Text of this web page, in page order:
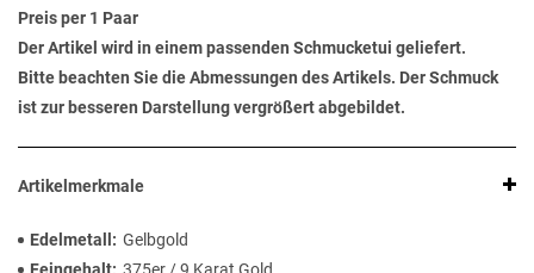
Preis per 1 Paar
Der Artikel wird in einem passenden Schmucketui geliefert.
Bitte beachten Sie die Abmessungen des Artikels. Der Schmuck
ist zur besseren Darstellung vergrößert abgebildet.
Artikelmerkmale
Edelmetall
Gelbgold